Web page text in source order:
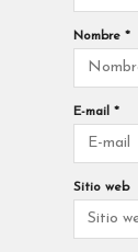
Nombre *
E-mail *
Sitio web